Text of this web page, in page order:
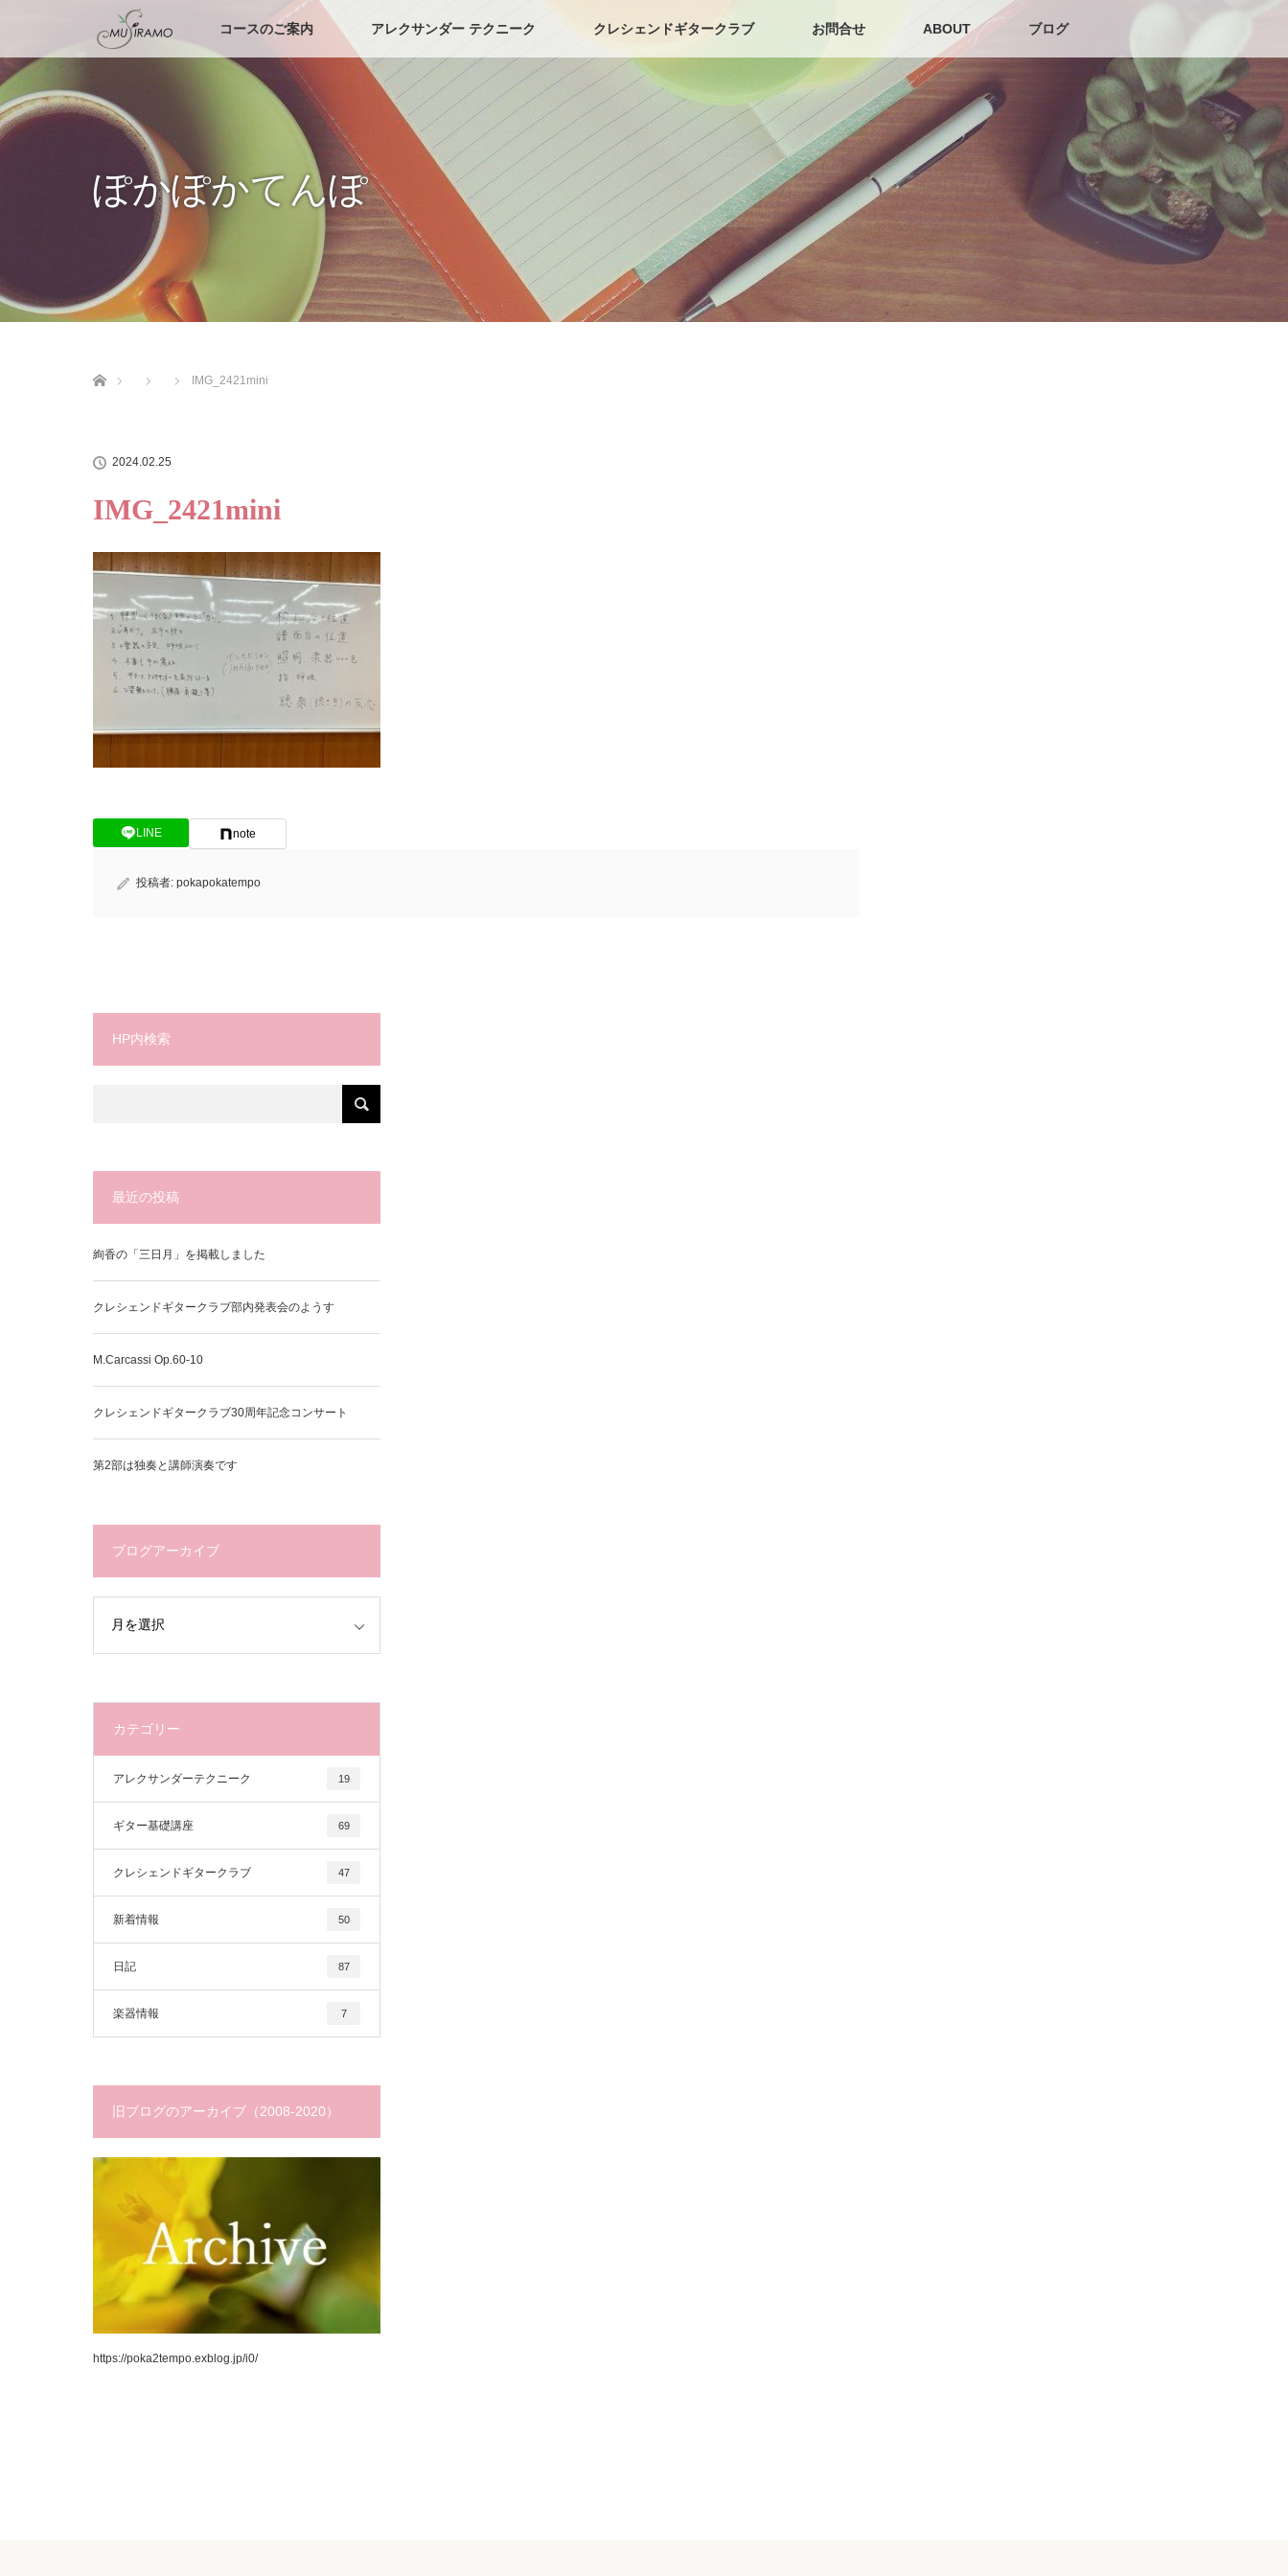
コースのご案内 アレクサンダー テクニーク クレシェンドギタークラブ お問合せ ABOUT ブログ
ぽかぽかてんぽ
IMG_2421mini
2024.02.25
IMG_2421mini
LINE note
投稿者: pokapokatempo
HP内検索
最近の投稿
絢香の「三日月」を掲載しました
クレシェンドギタークラブ部内発表会のようす
M.Carcassi Op.60-10
クレシェンドギタークラブ30周年記念コンサート
第2部は独奏と講師演奏です
ブログアーカイブ
カテゴリー
アレクサンダーテクニーク 19
ギター基礎講座 69
クレシェンドギタークラブ 47
新着情報 50
日記 87
楽器情報 7
旧ブログのアーカイブ（2008-2020）
https://poka2tempo.exblog.jp/i0/